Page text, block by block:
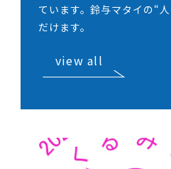
ています。鈴与マタイの“
だけます。
view all